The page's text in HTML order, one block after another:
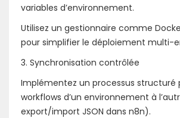
variables d’environnement.
Utilisez un gestionnaire comme
pour simplifier le déploiement multi-
3. Synchronisation contrôlée
Implémentez un processus structuré
workflows d’un environnement à
export/import JSON dans n8n).